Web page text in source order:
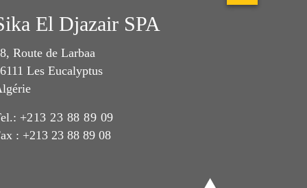
El Djazair SPA
Route de Larbaa
Les Eucalyptus
+213 23 88 89 09
: +213 23 88 89 08